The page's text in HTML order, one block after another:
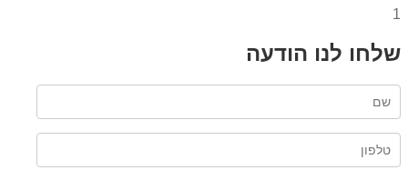
1
שלחו לנו הודעה